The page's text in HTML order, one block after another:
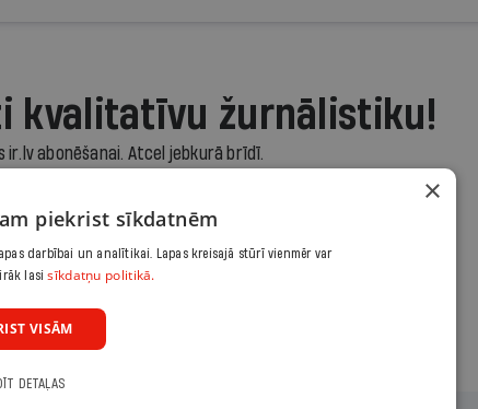
kvalitatīvu žurnālistiku!
ir.lv abonēšanai. Atcel jebkurā brīdī.
iespējas meklē šeit
×
piekrist sīkdatnēm
darbībai un analītikai. Lapas kreisajā stūrī vienmēr var
lasisīkdatņu politikā.
VISĀM
DETAĻAS